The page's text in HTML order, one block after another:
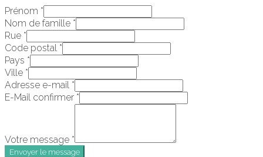
Prénom *
Nom de famille *
Rue *
Code postal *
Pays *
Ville *
Adresse e-mail *
E-Mail confirmer *
Votre message *